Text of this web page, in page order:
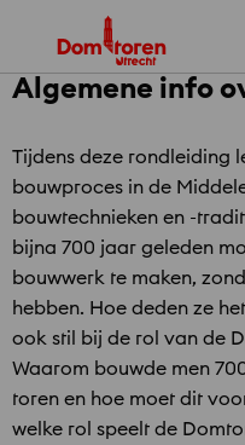
Algemene info
Tijdens deze rondleiding
bouwproces in de
bouwtechnieken en -
bijna 700 jaar geleden
bouwwerk te maken,
hebben. Hoe deden ze
ook stil bij de rol van de
Waarom bouwde men
toren en hoe moet dit
welke rol speelt de